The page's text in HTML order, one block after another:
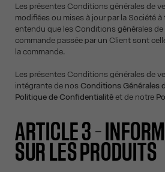
Les présentes Conditions générales de
modifiées ou mises à jour par la Société
entendu que les Conditions générales
commande passée par un Client sont
la commande.
Les présentes Conditions générales de
intégrante de nos Conditions Générales
Politique de Confidentialitéet de notre
ARTICLE 3 –
SUR LES PRODUITS